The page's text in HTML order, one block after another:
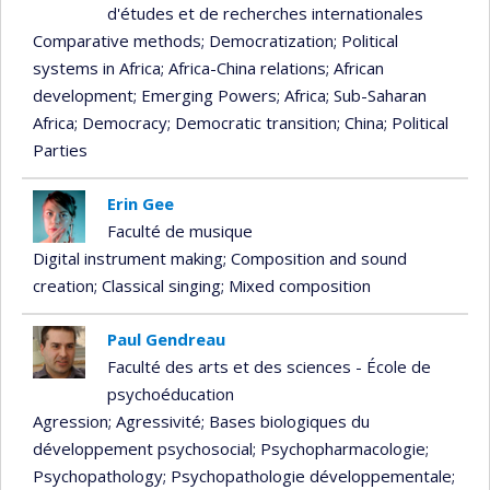
d'études et de recherches internationales
Comparative methods; Democratization; Political
systems in Africa; Africa-China relations; African
development; Emerging Powers; Africa; Sub-Saharan
Africa; Democracy; Democratic transition; China; Political
Parties
Erin Gee
Faculté de musique
Digital instrument making; Composition and sound
creation; Classical singing; Mixed composition
Paul Gendreau
Faculté des arts et des sciences - École de
psychoéducation
Agression; Agressivité; Bases biologiques du
développement psychosocial; Psychopharmacologie;
Psychopathology; Psychopathologie développementale;